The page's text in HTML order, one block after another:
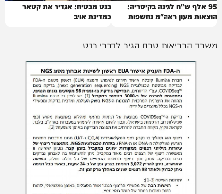
95 אלף ש"ח לגינה בקיסריה:
הוצאות מעון ראה"מ נחשפות
בנט מבטיח: אגדיר את קטאר
כמדינת אויב
משרד הבריאות טרם הגיב לדברי בנט